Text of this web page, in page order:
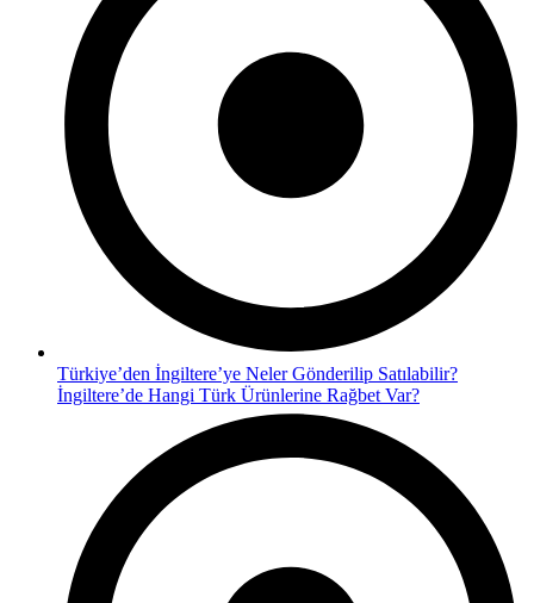
Türkiye’den İngiltere’ye Neler Gönderilip Satılabilir?
İngiltere’de Hangi Türk Ürünlerine Rağbet Var?